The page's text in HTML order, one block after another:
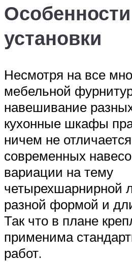
Особенности
установки
Несмотря на все
мебельной
навешивание
кухонные шкафы
ничем не
современных
вариации на тему
четырехшарнирной
разной формой и
Так что в плане
применима
работ.